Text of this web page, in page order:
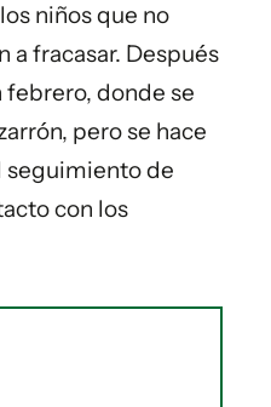
niños que no
a fracasar. Después
febrero, donde se
pero se hace
seguimiento de
con los